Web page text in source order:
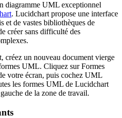
diagramme UML exceptionnel
. Lucidchart propose une interface
et de vastes bibliothèques de
créer sans difficulté des
créez un nouveau document vierge
UML. Cliquez sur Formes
votre écran, puis cochez UML
les formes UML de Lucidchart
de la zone de travail.